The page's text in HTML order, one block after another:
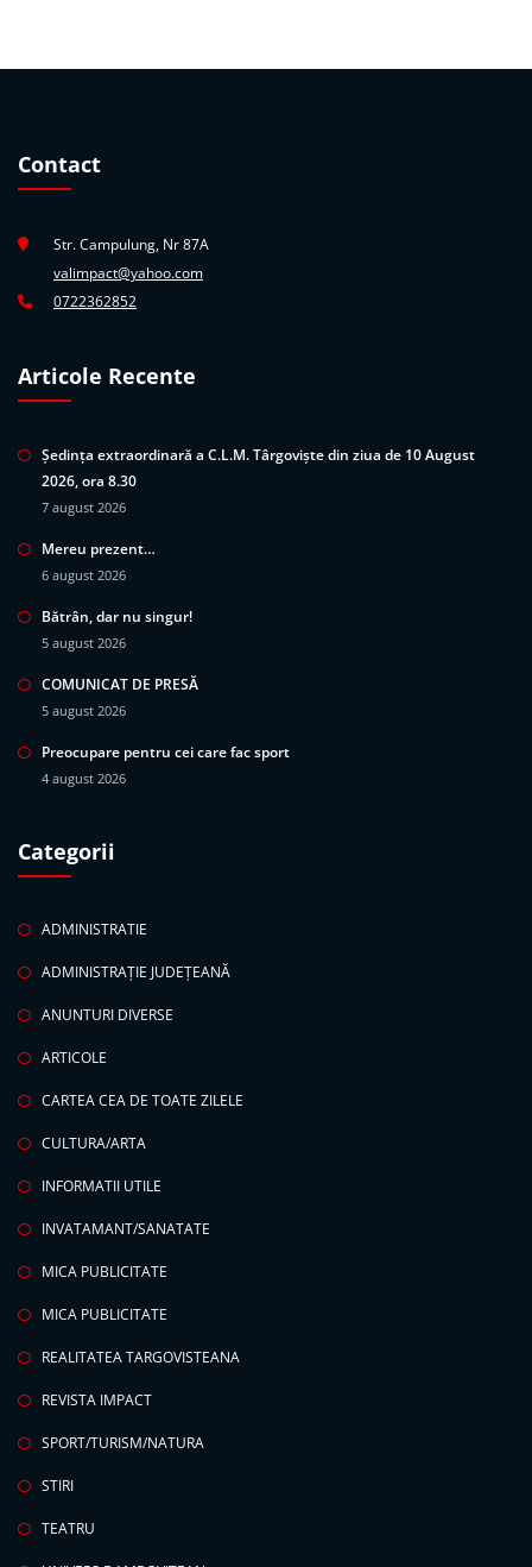
Contact
Str. Campulung, Nr 87A
valimpact@yahoo.com
0722362852
Articole Recente
Ședința extraordinară a C.L.M. Târgoviște din ziua de 10 August
2026, ora 8.30
7 august 2026
Mereu prezent…
6 august 2026
Bătrân, dar nu singur!
5 august 2026
COMUNICAT DE PRESĂ
5 august 2026
Preocupare pentru cei care fac sport
4 august 2026
Categorii
ADMINISTRATIE
ADMINISTRAȚIE JUDEȚEANĂ
ANUNTURI DIVERSE
ARTICOLE
CARTEA CEA DE TOATE ZILELE
CULTURA/ARTA
INFORMATII UTILE
INVATAMANT/SANATATE
MICA PUBLICITATE
MICA PUBLICITATE
REALITATEA TARGOVISTEANA
REVISTA IMPACT
SPORT/TURISM/NATURA
STIRI
TEATRU